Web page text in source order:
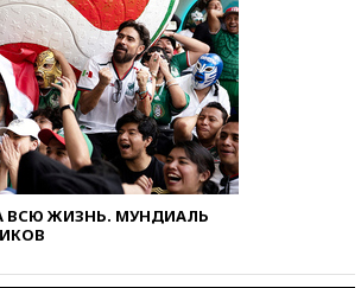
ВСЮ ЖИЗНЬ. МУНДИАЛЬ